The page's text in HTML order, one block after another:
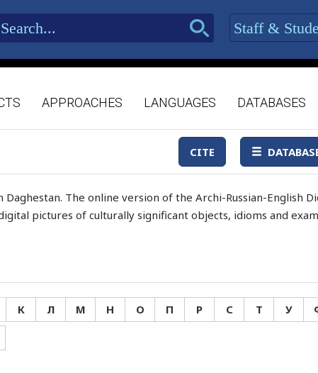
Staff &
APPROACHES LANGUAGES DATABASES
CITE
The online version of the Archi-Russian-English
pictures of culturally significant objects, idioms and
К Л М Н О П Р С Т У